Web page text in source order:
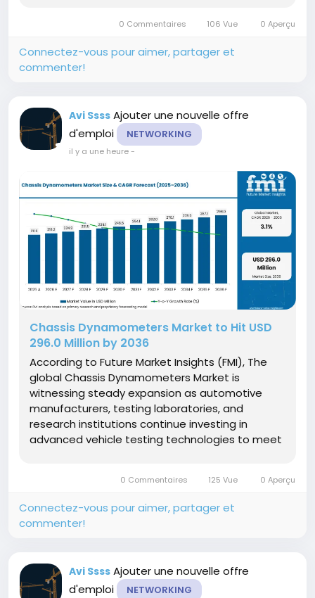
0 Commentaires 106 Vue 0 Aperçu
Connectez-vous pour aimer, partager et
commenter!
Avi Ssss Ajouter une nouvelle offre
d'emploi
NETWORKING
il y a une heure-
Chassis Dynamometers Market to Hit USD
296.0 Million by 2036
According to Future Market Insights (FMI), The
global Chassis Dynamometers Market is
witnessing steady expansion as automotive
manufacturers, testing laboratories, and
research institutions continue investing in
advanced vehicle testing technologies to meet
development requirements. the...
0 Commentaires 125 Vue 0 Aperçu
Connectez-vous pour aimer, partager et
commenter!
Avi Ssss Ajouter une nouvelle offre
d'emploi
NETWORKING